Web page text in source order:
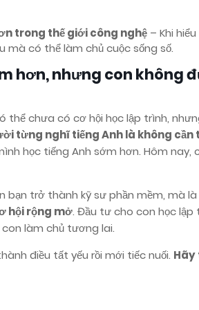
trong thế giới công nghệ – Khi
mà có thể làm chủ cuộc sống số.
hơn, nhưng con không
thể chưa có cơ hội học lập trình,
từng nghĩ tiếng Anh là không cần
học tiếng Anh sớm hơn. Hôm nay,
bạn trở thành kỹ sư phần mềm, mà
hội rộng mở. Đầu tư cho con học lập
làm chủ tương lai.
điều tất yếu rồi mới tiếc nuối. Hãy